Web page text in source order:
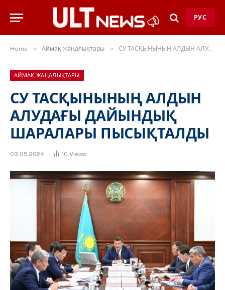
РУС
Home » Аймақ жаңалықтары » СУ ТАСҚЫНЫНЫҢ АЛДЫН АЛУДАҒЫ ДАЙЫНДЫҚ ШАРАЛАРЫ ПЫСЫҚТАЛДЫ
АЙМАҚ ЖАҢАЛЫҚТАРЫ
СУ ТАСҚЫНЫНЫҢ АЛДЫН
АЛУДАҒЫ ДАЙЫНДЫҚ
ШАРАЛАРЫ ПЫСЫҚТАЛДЫ
03.05.2024 10 Views